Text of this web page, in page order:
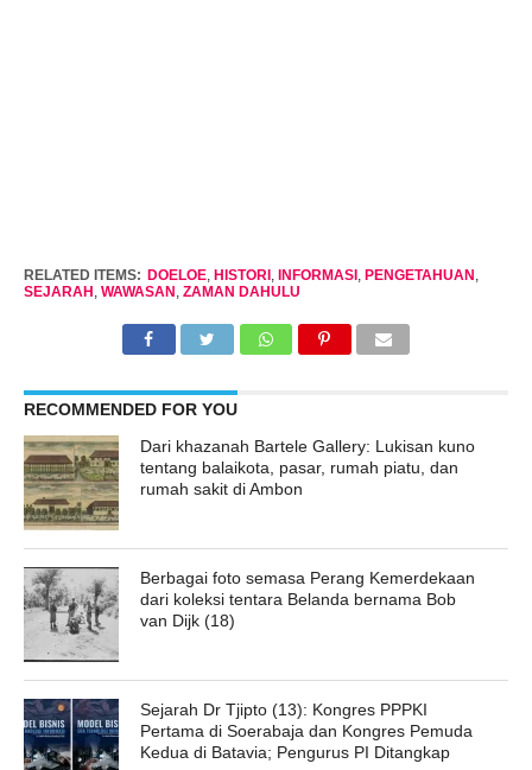
RELATED ITEMS: DOELOE, HISTORI, INFORMASI, PENGETAHUAN
SEJARAH WAWASAN ZAMAN DAHULU
RECOMMENDED FOR YOU
Dari khazanah Bartele Gallery: Lukisan kuno
tentang balaikota, pasar, rumah piatu, dan
rumah sakit di Ambon
Berbagai foto semasa Perang Kemerdekaan
dari koleksi tentara Belanda bernama Bob
van Dijk (18)
Sejarah Dr Tjipto (13): Kongres PPPKI
Pertama di Soerabaja dan Kongres Pemuda
Kedua di Batavia; Pengurus PI Ditangkap